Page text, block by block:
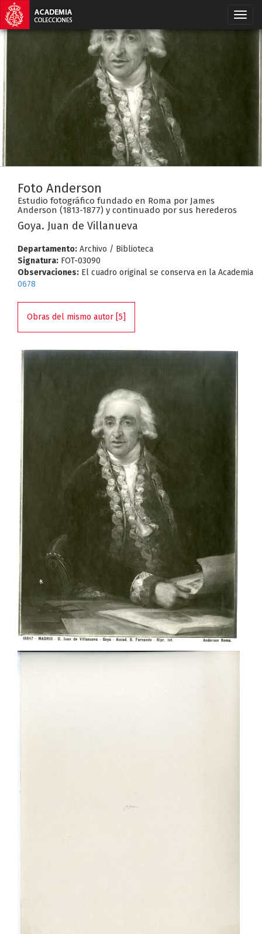
Foto Anderson
Estudio fotográfico fundado en Roma por James
Anderson (1813-1877) y continuado por sus herederos
Goya. Juan de Villanueva
Departamento: Archivo / Biblioteca
Signatura: FOT-03090
Observaciones: El cuadro original se conserva en la Academia
0678
Obras del mismo autor [5]